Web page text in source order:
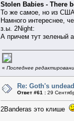
Stolen Babies - There
То же самое, но из
Намного интереснее,
з.ы. 2Night:
А причем тут зеленый
« Последнее
Re: Goth's undead
Ответ #61 : 29
2Banderas это клише